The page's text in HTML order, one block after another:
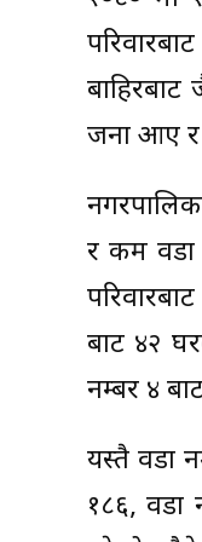
जना आए र
र कम वडा
बाट ४२
नम्बर ४
यस्तै वडा
१८६, वडा